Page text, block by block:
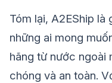
Tóm lại, A2EShip là
những ai mong
hãng từ nước ngoài
chóng và an toàn.